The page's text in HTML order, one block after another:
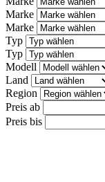
Marke
Marke
Typ
Typ
Modell
Land
Region
Preis ab
Preis bis